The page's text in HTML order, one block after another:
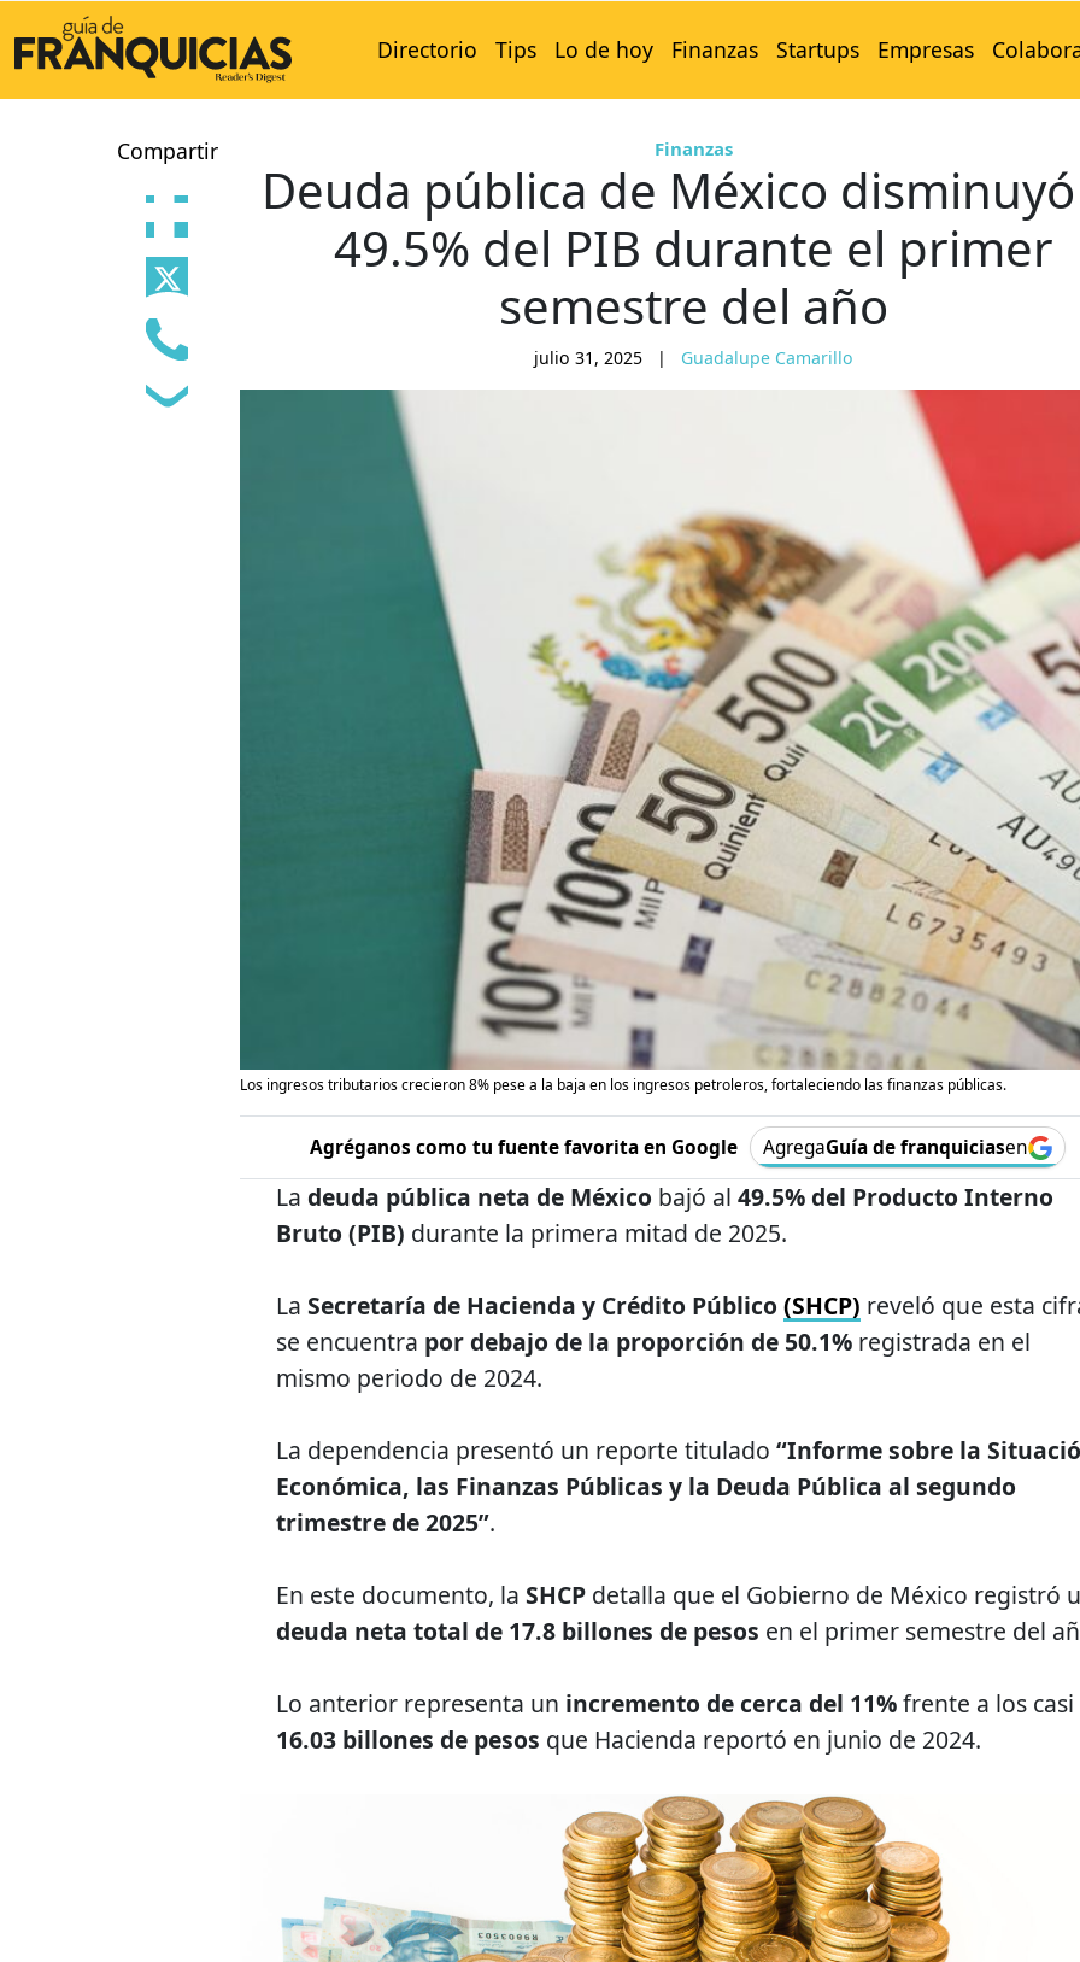
Directorio Tips Lo de hoy Finanzas Startups Empresas
Compartir Finanzas
Deuda pública de México
49.5% del PIB durante el primer
semestre del año
julio 31, 2025 | Guadalupe Camarillo
Los ingresos tributarios crecieron 8% pese a la baja en los ingresos petroleros, fortaleciendo las finanzas públicas.
Agréganos como tu fuente favorita en Google AgregaGuía de franquiciasen
La deuda pública neta de México bajó al 49.5% del Producto Interno
Bruto (PIB) durante la primera mitad de 2025.
La Secretaría de Hacienda y Crédito Público (SHCP) reveló que esta
se encuentra por debajo de la proporción de 50.1% registrada en el
mismo periodo de 2024.
La dependencia presentó un reporte titulado “Informe sobre la
Económica, las Finanzas Públicas y la Deuda Pública al segundo
trimestre de 2025”.
En este documento, la SHCP detalla que el Gobierno de México registró
deuda neta total de 17.8 billones de pesos en el primer semestre del
Lo anterior representa un incremento de cerca del 11%frente a los casi
16.03 billones de pesos que Hacienda reportó en junio de 2024.